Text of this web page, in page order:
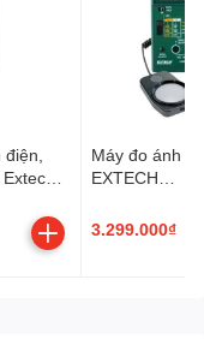
ánh sáng đèn
Máy đo ánh
EXTECH
gVN
3.299.000₫